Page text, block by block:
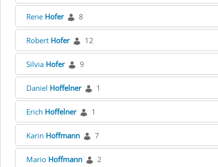
Rene Hofer 8
Robert Hofer 12
Silvia Hofer 9
Daniel Hoffelner 1
Erich Hoffelner 1
Karin Hoffmann 7
Mario Hoffmann 2